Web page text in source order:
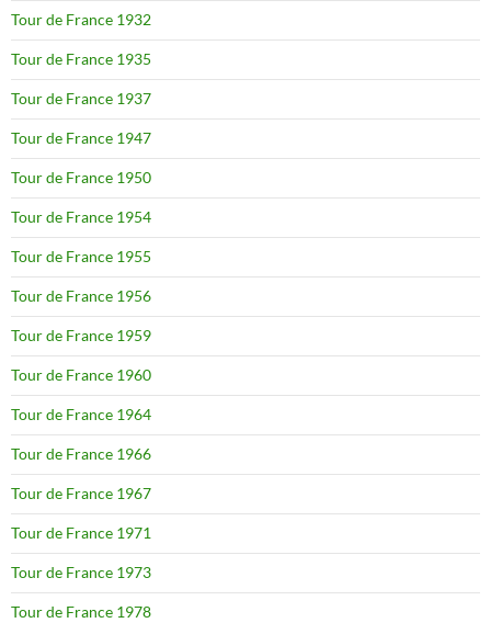
Tour de France 1932
Tour de France 1935
Tour de France 1937
Tour de France 1947
Tour de France 1950
Tour de France 1954
Tour de France 1955
Tour de France 1956
Tour de France 1959
Tour de France 1960
Tour de France 1964
Tour de France 1966
Tour de France 1967
Tour de France 1971
Tour de France 1973
Tour de France 1978